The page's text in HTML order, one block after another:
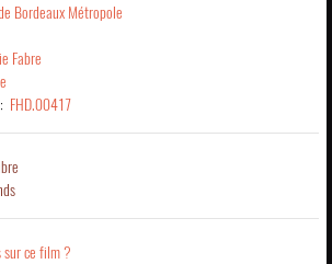
Bordeaux Métropole
Fabre
FHD.00417
sur ce film ?